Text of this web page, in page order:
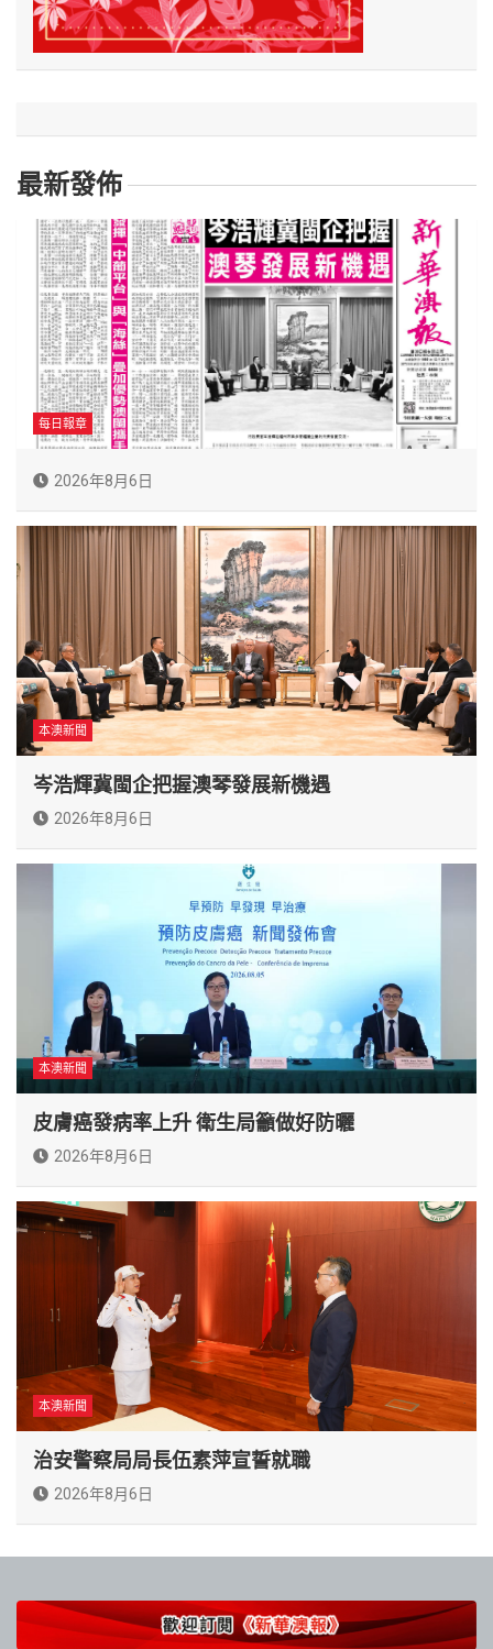
最新發佈
每日報章
2026年8月6日
本澳新聞
岑浩輝冀閩企把握澳琴發展新機遇
2026年8月6日
本澳新聞
皮膚癌發病率上升 衛生局籲做好防曬
2026年8月6日
本澳新聞
治安警察局局長伍素萍宣誓就職
2026年8月6日